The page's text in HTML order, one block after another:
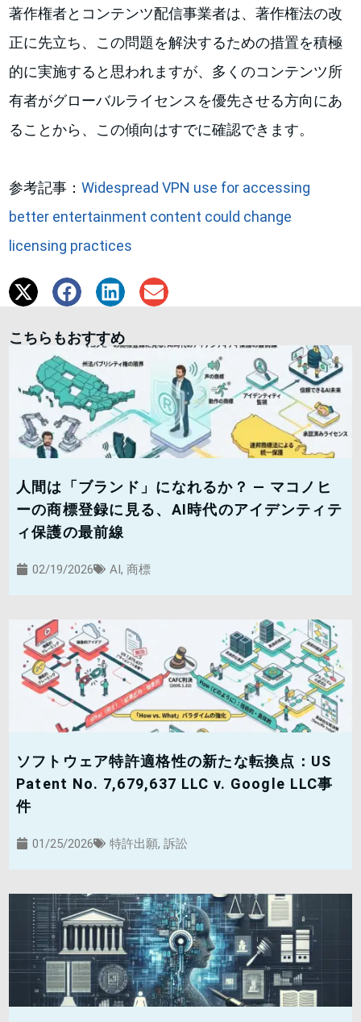
著作権者とコンテンツ配信事業者は、著作権法の改
正に先立ち、この問題を解決するための措置を積極
的に実施すると思われますが、多くのコンテンツ所
有者がグローバルライセンスを優先させる方向にあ
ることから、この傾向はすでに確認できます。
参考記事：Widespread VPN use for accessing
better entertainment content could change
licensing practices
こちらもおすすめ
人間は「ブランド」になれるか？ — マコノヒ
ーの商標登録に見る、AI時代のアイデンティテ
ィ保護の最前線
02/19/2026 AI, 商標
ソフトウェア特許適格性の新たな転換点：US
Patent No. 7,679,637 LLC v. Google LLC事
件
01/25/2026 特許出願, 訴訟